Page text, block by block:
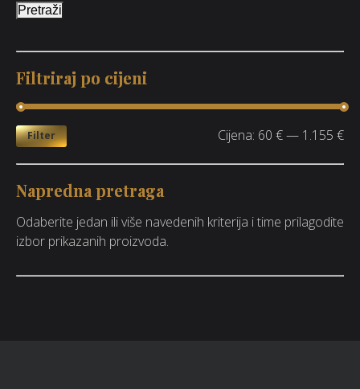
Pretraži
Filtriraj po cijeni
Filter Cijena: 60 €— 1.155 €
Napredna pretraga
Odaberite jedan ili više navedenih kriterija i time prilagodite
izbor prikazanih proizvoda.